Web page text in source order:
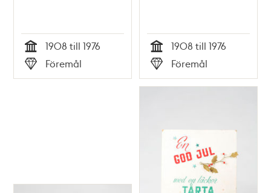
Tid
1908 till 1976
Typ
Föremål Tid
1908 till 1976
Typ
Föremål